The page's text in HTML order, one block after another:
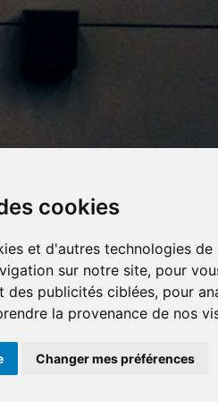
cookies
et d'autres technologies
sur notre site, pour
des publicités ciblées, pour
la provenance de nos
Changer mes préférences
importants en
cours
Numéros